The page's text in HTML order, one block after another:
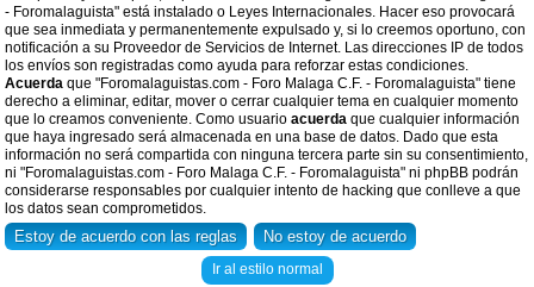
- Foromalaguista" está instalado o Leyes Internacionales. Hacer eso provocará
que sea inmediata y permanentemente expulsado y, si lo creemos oportuno, con
notificación a su Proveedor de Servicios de Internet. Las direcciones IP de todos
los envíos son registradas como ayuda para reforzar estas condiciones.
Acuerda que "Foromalaguistas.com - Foro Malaga C.F. - Foromalaguista" tiene
derecho a eliminar, editar, mover o cerrar cualquier tema en cualquier momento
que lo creamos conveniente. Como usuario acuerda que cualquier información
que haya ingresado será almacenada en una base de datos. Dado que esta
información no será compartida con ninguna tercera parte sin su consentimiento,
ni "Foromalaguistas.com - Foro Malaga C.F. - Foromalaguista" ni phpBB podrán
considerarse responsables por cualquier intento de hacking que conlleve a que
los datos sean comprometidos.
Ir al estilo normal